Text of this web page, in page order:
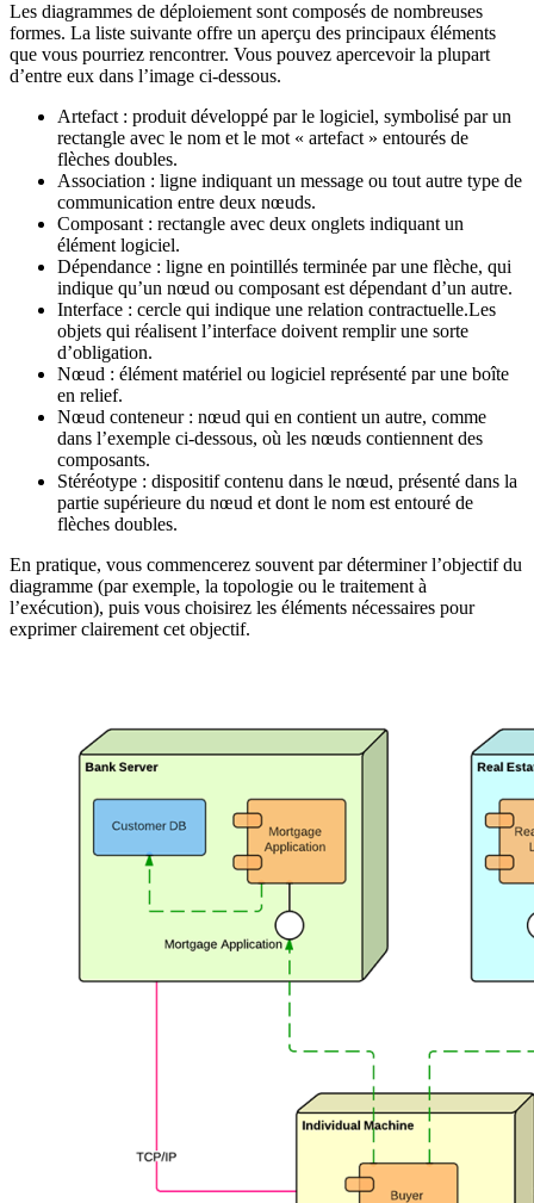
Les diagrammes de déploiement sont composés de nombreuses
formes. La liste suivante offre un aperçu des principaux éléments
que vous pourriez rencontrer. Vous pouvez apercevoir la plupart
d’entre eux dans l’image ci-dessous.
Artefact : produit développé par le logiciel, symbolisé par un
rectangle avec le nom et le mot « artefact » entourés de
flèches doubles.
Association : ligne indiquant un message ou tout autre type de
communication entre deux nœuds.
Composant : rectangle avec deux onglets indiquant un
élément logiciel.
Dépendance : ligne en pointillés terminée par une flèche, qui
indique qu’un nœud ou composant est dépendant d’un autre.
Interface : cercle qui indique une relation contractuelle.Les
objets qui réalisent l’interface doivent remplir une sorte
d’obligation.
Nœud : élément matériel ou logiciel représenté par une boîte
en relief.
Nœud conteneur : nœud qui en contient un autre, comme
dans l’exemple ci-dessous, où les nœuds contiennent des
composants.
Stéréotype : dispositif contenu dans le nœud, présenté dans la
partie supérieure du nœud et dont le nom est entouré de
flèches doubles.
En pratique, vous commencerez souvent par déterminer l’objectif du
diagramme (par exemple, la topologie ou le traitement à
l’exécution), puis vous choisirez les éléments nécessaires pour
exprimer clairement cet objectif.